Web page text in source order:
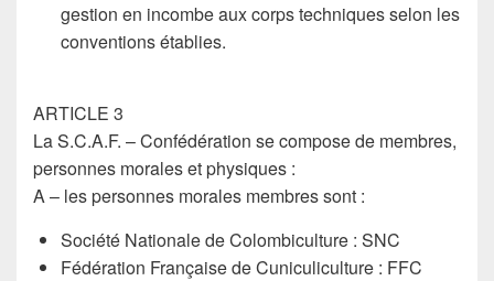
gestion en incombe aux corps techniques selon les
conventions établies.
ARTICLE 3
La S.C.A.F. – Confédération se compose de membres,
personnes morales et physiques :
A – les personnes morales membres sont :
Société Nationale de Colombiculture : SNC
Fédération Française de Cuniculiculture : FFC